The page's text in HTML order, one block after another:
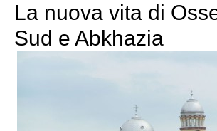
La nuova vita di
Sud e Abkhazia